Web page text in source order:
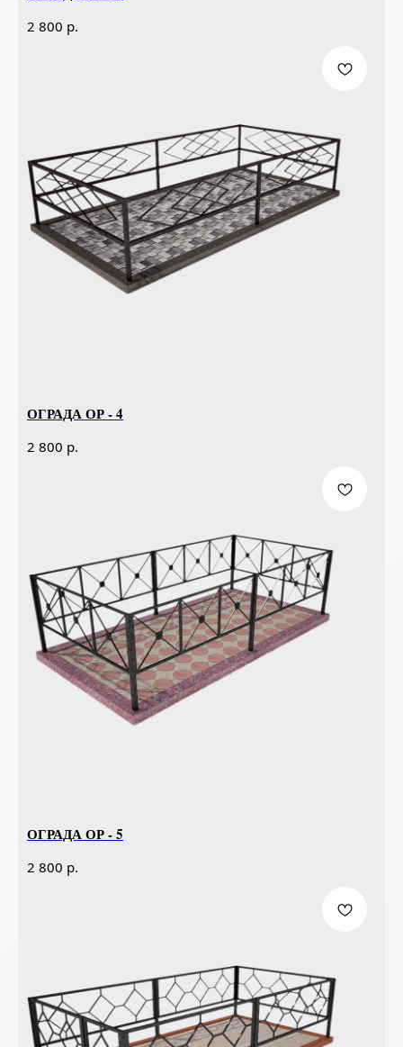
2 800 р.
ОГРАДА ОР - 4
2 800 р.
ОГРАДА ОР - 5
2 800 р.